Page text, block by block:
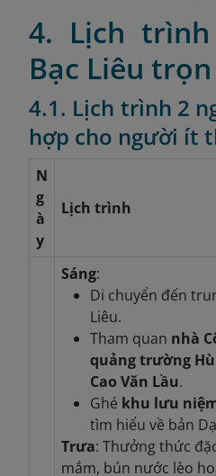
4. Lịch
Bạc Liêu
4.1. Lịch trình 2
hợp cho người ít
N
g
à
y
Lịch trình
Sáng:
Di chuyển đến
Liêu.
Tham quan nhà
quảng trường
Cao Văn Lầu.
Ghé khu lưu
tìm hiểu về bản
Trưa: Thưởng thức
mắm, bún nước lèo